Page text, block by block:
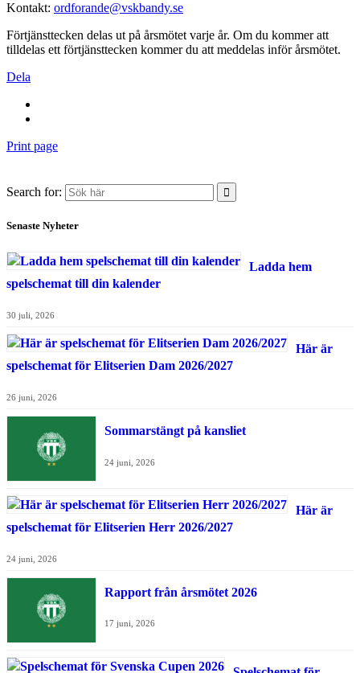
Kontakt: ordforande@vskbandy.se
Förtjänsttecken delas ut på årsmötet varje år. Om du kommer att
tilldelas ett förtjänsttecken kommer du att meddelas inför årsmötet.
Dela
Print page
Search for:
Senaste Nyheter
Ladda hem
spelschemat till din kalender
30 juli, 2026
Här är
spelschemat för Elitserien Dam 2026/2027
26 juni, 2026
Sommarstängt på kansliet
24 juni, 2026
Här är
spelschemat för Elitserien Herr 2026/2027
24 juni, 2026
Rapport från årsmötet 2026
17 juni, 2026